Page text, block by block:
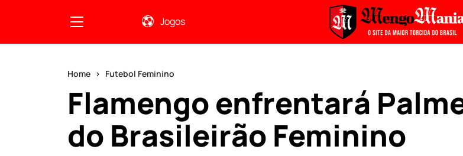
Jogos
Home Futebol Feminino
Flamengo enfrentará
do Brasileirão Feminino